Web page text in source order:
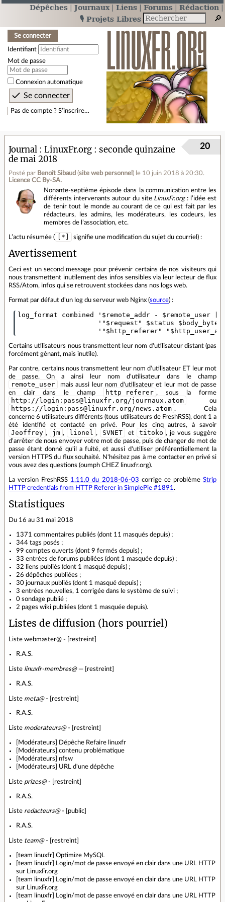
Dépêches Journaux Liens Forums
Rédaction
🎙️ Projets Libres
Se connecter
Identifiant
Mot de passe
Connexion automatique
Pas de compte ? S’inscrire…
Journal
LinuxFr.org : seconde quinzaine
de mai 2018
Posté par Benoît Sibaud (site web personnel ) le 10 juin 2018 à 20:30.
Licence CC By‑SA.
20
Nonante-septième épisode dans la communication entre les
différents intervenants autour du site LinuxFr.org: l’idée est
de tenir tout le monde au courant de ce qui est fait par les
rédacteurs, les admins, les modérateurs, les codeurs, les
membres de l’association, etc.
L’actu résumée ( [*] signifie une modification du sujet du courriel) :
Avertissement
Ceci est un second message pour prévenir certains de nos visiteurs qui
nous transmettent inutilement des infos sensibles via leur lecteur de flux
RSS/Atom, infos qui se retrouvent stockées dans nos logs web.
Format par défaut d'un log du serveur web Nginx (source) :
log_format combined '$remote_addr - $remote_user
'"$request" $status
Certains utilisateurs nous transmettent leur nom d'utilisateur distant (pas
forcément gênant, mais inutile).
Par contre, certains nous transmettent leur nom d'utilisateur ET leur mot
de passe. On a ainsi leur nom d'utilisateur dans le champ
remote_user
mais aussi leur nom d'utilisateur et leur mot de passe
en clair dans le champ
http_referer , sous la forme
http://login:pass@linuxfr.org/journaux.atom ou
https://login:pass@linuxfr.org/news.atom . Cela
concerne 6 utilisateurs différents (tous utilisateurs de FreshRSS), dont 1 a
été identifié et contacté en privé. Pour les cinq autres, à savoir
Jeoffrey , jm , lionel , SVNET et titoko , je vous suggère
d'arrêter de nous envoyer votre mot de passe, puis de changer de mot de
passe étant donné qu'il a fuité, et aussi d'utiliser préférentiellement la
version HTTPS du flux souhaité. N'hésitez pas à me contacter en privé si
vous avez des questions (oumph CHEZ linuxfr.org).
La version FreshRSS 1.11.0 du 2018-06-03 corrige ce problèmeStrip
HTTP credentials from HTTP Referer in SimplePie #1891 .
Statistiques
Du 16 au 31 mai 2018
1371 commentaires publiés (dont 11 masqués depuis) ;
344 tags posés ;
99 comptes ouverts (dont 9 fermés depuis) ;
33 entrées de forums publiées (dont 1 masquée depuis) ;
32 liens publiés (dont 1 masqué depuis) ;
26 dépêches publiées ;
30 journaux publiés (dont 1 masqué depuis) ;
3 entrées nouvelles, 1 corrigée dans le système de suivi ;
0 sondage publié ;
2 pages wiki publiées (dont 1 masquée depuis).
Listes de diffusion (hors pourriel)
Liste webmaster@ - [restreint]
R.A.S.
Liste linuxfr-membres@— [restreint]
R.A.S.
Liste meta@- [restreint]
R.A.S.
Liste moderateurs@- [restreint]
[Modérateurs] Dépêche Refaire linuxfr
[Modérateurs] contenu problématique
[Modérateurs] nfsw
[Modérateurs] URL d'une dépêche
Liste prizes@- [restreint]
R.A.S.
Liste redacteurs@- [public]
R.A.S.
Liste team@- [restreint]
[team linuxfr] Optimize MySQL
[team linuxfr] Login/mot de passe envoyé en clair dans une URL HTTP
sur LinuxFr.org
[team linuxfr] Login/mot de passe envoyé en clair dans une URL HTTP
sur LinuxFr.org
[team linuxfr] Login/mot de passe envoyé en clair dans une URL HTTP